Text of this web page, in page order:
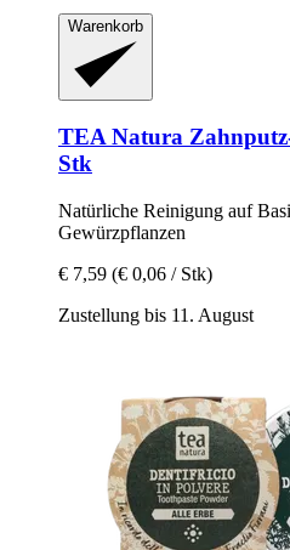
Warenkorb
TEA Natura
Stk
Natürliche Reinigung auf
Gewürzpflanzen
€ 7,59 (€ 0,06 / Stk)
Zustellung bis 11. August